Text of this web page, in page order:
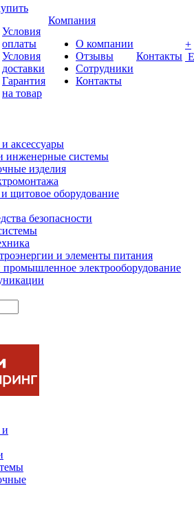
Условия
оплаты
Условия
доставки
Гарантия
на товар
Компания
О компании
Отзывы
Сотрудники
Контакты
Контакты
+
аксессуары
инженерные системы
изделия
щитовое оборудование
безопасности
и элементы питания
промышленное электрооборудование
и